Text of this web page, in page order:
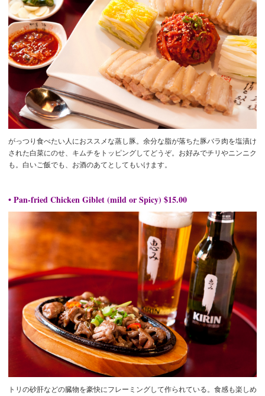
がっつり食べたい人におススメな蒸し豚。余分な脂が落ちた豚バラ肉を塩漬け
された白菜にのせ、キムチをトッピングしてどうぞ。お好みでチリやニンニク
も。白いご飯でも、お酒のあてとしてもいけます。
• Pan-fried Chicken Giblet (mild or Spicy) $15.00
トリの砂肝などの臓物を豪快にフレーミングして作られている。食感も楽しめ